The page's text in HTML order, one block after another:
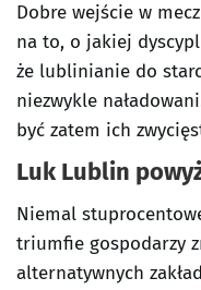
Dobre wejście w
na to, o jakiej
że lublinianie do
niezwykle
być zatem ich
Luk Lublin
Niemal
triumfie gospodarzy
alternatywnych